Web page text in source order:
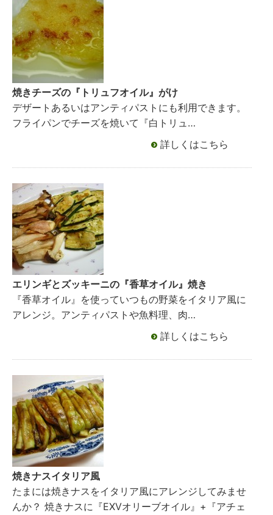
焼きチーズの『トリュフオイル』がけ
デザートあるいはアンティパストにも利用できます。
フライパンでチーズを焼いて『白トリュ…
詳しくはこちら
エリンギとズッキーニの『香草オイル』焼き
『香草オイル』を使っていつもの野菜をイタリア風に
アレンジ。アンティパストや魚料理、肉…
詳しくはこちら
焼きナスイタリア風
たまには焼きナスをイタリア風にアレンジしてみませ
んか？ 焼きナスに『EXVオリーブオイル』+『アチェ